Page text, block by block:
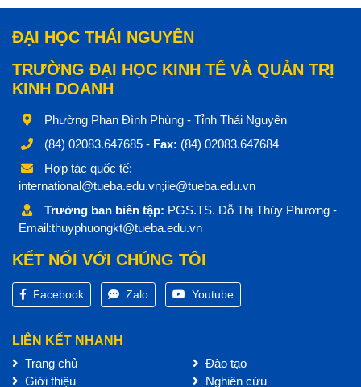
ĐẠI HỌC THÁI NGUYÊN
TRƯỜNG ĐẠI HỌC KINH TẾ VÀ QUẢN TRỊ
KINH DOANH
Phường Phan Đình Phùng - Tỉnh Thái Nguyên
(84) 02083.647685 - Fax: (84) 02083.647684
Hợp tác quốc tế:
international@tueba.edu.vn;iie@tueba.edu.vn
Trưởng ban biên tập: PGS.TS. Đỗ Thị Thúy Phương -
Email:thuyphuongkt@tueba.edu.vn
KẾT NỐI VỚI CHÚNG TÔI
Facebook Zalo Youtube
LIÊN KẾT NHANH
Trang chủ
Giới thiệu
Đào tạo
Nghiên cứu